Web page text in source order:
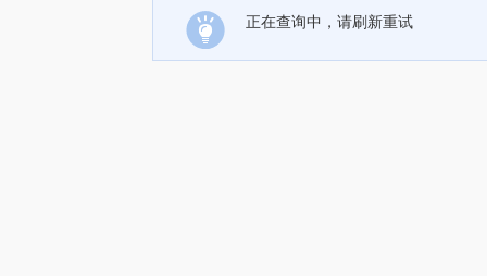
正在查询中，请刷新重试